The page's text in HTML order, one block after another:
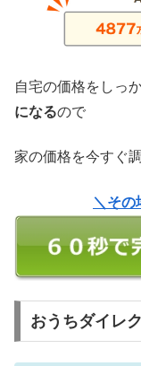
自宅の価格をしっ
になるので
家の価格を今すぐ
＼その
おうちダイレ